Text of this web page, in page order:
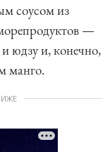
соусом из
—
юдзу и, конечно,
манго.